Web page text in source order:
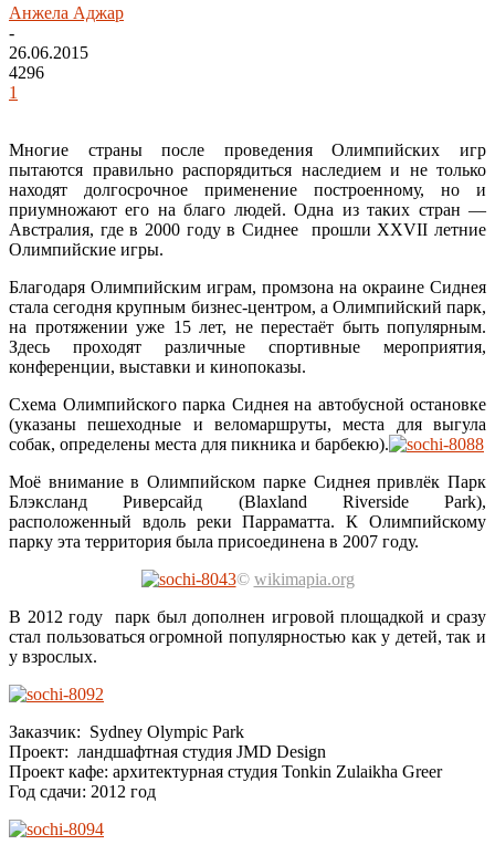
Анжела Аджар
-
26.06.2015
4296
1
Многие страны после проведения Олимпийских игр
пытаются правильно распорядиться наследием и не только
находят долгосрочное применение построенному, но и
приумножают его на благо людей. Одна из таких стран —
Австралия, где в 2000 году в Сиднее прошли XXVII летние
Олимпийские игры.
Благодаря Олимпийским играм, промзона на окраине Сиднея
стала сегодня крупным бизнес-центром, а Олимпийский парк,
на протяжении уже 15 лет, не перестаёт быть популярным.
Здесь проходят различные спортивные мероприятия,
конференции, выставки и кинопоказы.
Схема Олимпийского парка Сиднея на автобусной остановке
(указаны пешеходные и веломаршруты, места для выгула
собак, определены места для пикника и барбекю).
Моё внимание в Олимпийском парке Сиднея привлёк Парк
Блэксланд Риверсайд (Blaxland Riverside Park),
расположенный вдоль реки Парраматта. К Олимпийскому
парку эта территория была присоединена в 2007 году.
© wikimapia.org
В 2012 году парк был дополнен игровой площадкой и сразу
стал пользоваться огромной популярностью как у детей, так и
у взрослых.
Заказчик: Sydney Olympic Park
Проект: ландшафтная студия JMD Design
Проект кафе: архитектурная студия Tonkin Zulaikha Greer
Год сдачи: 2012 год